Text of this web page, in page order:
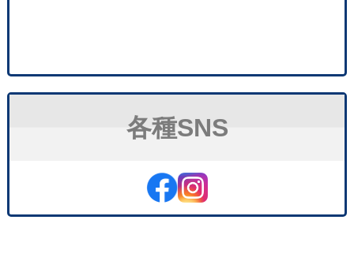
各種SNS